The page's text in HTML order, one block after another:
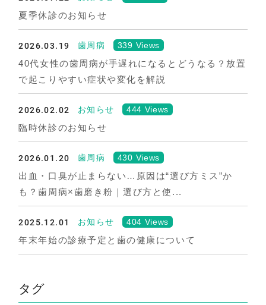
夏季休診のお知らせ
2026.03.19 歯周病 339 Views
40代女性の歯周病が手遅れになるとどうなる？放置
で起こりやすい症状や変化を解説
2026.02.02 お知らせ 444 Views
臨時休診のお知らせ
2026.01.20 歯周病 430 Views
出血・口臭が止まらない…原因は“選び方ミス”か
も？歯周病×歯磨き粉｜選び方と使...
2025.12.01 お知らせ 404 Views
年末年始の診療予定と歯の健康について
タグ